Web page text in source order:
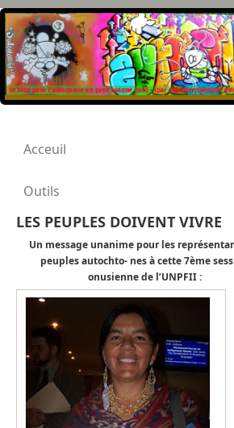
Acceuil
Outils
LES PEUPLES DOIVENT VIVRE
Un message unanime pour les
peuples autochto- nes à cette 7ème
onusienne de l’UNPFII :